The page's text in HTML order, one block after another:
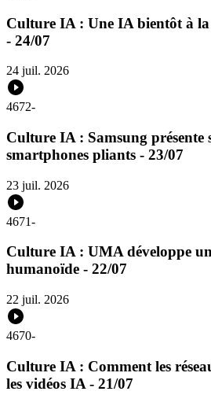
Culture IA : Une IA bientôt à la
- 24/07
24 juil. 2026
4672-
Culture IA : Samsung présente
smartphones pliants - 23/07
23 juil. 2026
4671-
Culture IA : UMA développe
humanoïde - 22/07
22 juil. 2026
4670-
Culture IA : Comment les
les vidéos IA - 21/07